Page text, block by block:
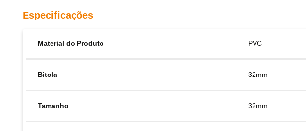
Especificações
Material do Produto PVC
Bitola 32mm
Tamanho 32mm